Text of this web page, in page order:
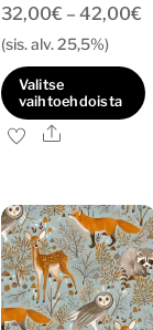
32,00€ – 42,00€
(sis. alv. 25,5%)
Valitse
vaihtoehdoista
Tällä
useampi
muunnelma.
Voit
tehdä
Ale